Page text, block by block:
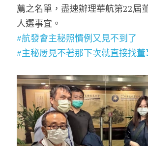
薦之名單，盡速辦理華航第22屆
人選事宜。
#航發會主秘照慣例又見不到了
#主秘屢見不著那下次就直接找董